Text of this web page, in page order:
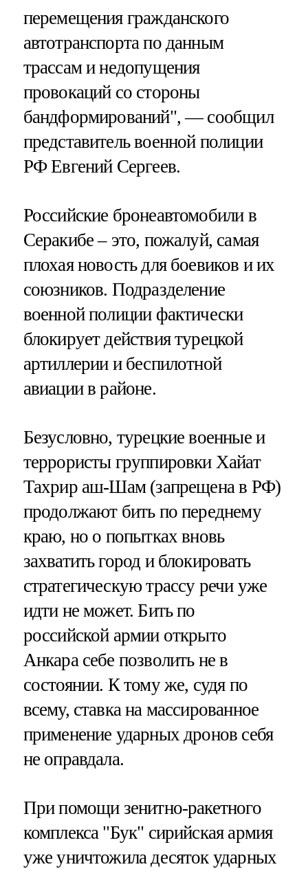
перемещения гражданского
автотранспорта по данным
трассам и недопущения
провокаций со стороны
бандформирований", — сообщил
представитель военной полиции
РФ Евгений Сергеев.
Российские бронеавтомобили в
Серакибе – это, пожалуй, самая
плохая новость для боевиков и их
союзников. Подразделение
военной полиции фактически
блокирует действия турецкой
артиллерии и беспилотной
авиации в районе.
Безусловно, турецкие военные и
террористы группировки Хайат
Тахрир аш-Шам (запрещена в РФ)
продолжают бить по переднему
краю, но о попытках вновь
захватить город и блокировать
стратегическую трассу речи уже
идти не может. Бить по
российской армии открыто
Анкара себе позволить не в
состоянии. К тому же, судя по
всему, ставка на массированное
применение ударных дронов себя
не оправдала.
При помощи зенитно-ракетного
комплекса "Бук" сирийская армия
уже уничтожила десяток ударных